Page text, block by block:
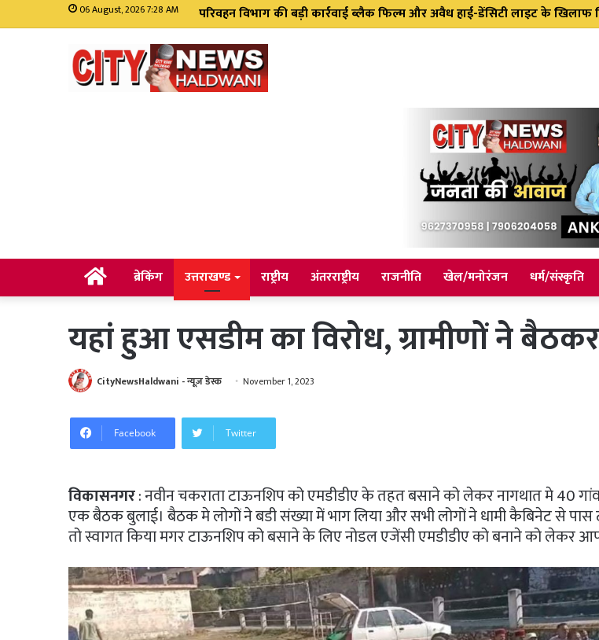
06 August, 2026 7:28 AM मसूरी विधानसभा में सीएम धामी ने विभिन्न विकास योजनाओं का किया लोकार्पण एवं
Homeब्रेकिंग उत्तराखण्ड राष्ट्रीय अंतरराष्ट्रीय राजनीति खेल/मनोरंजन धर्म/संस्कृति
यहां हुआ एसडीम का विरोध, ग्रामीणों ने
CityNewsHaldwani - न्यूज़ डेस्क November 1, 2023
Facebook Twitter
विकासनगर: नवीन चकराता टाऊनशिप को एमडीडीए के तहत बसाने को लेकर नागथात मे 40
एक बैठक बुलाई। बैठक मे लोगों ने बडी संख्या में भाग लिया और सभी लोगों ने धामी कैबिनेट से
तो स्वागत किया मगर टाऊनशिप को बसाने के लिए नोडल एजेंसी एमडीडीए को बनाने को लेकर